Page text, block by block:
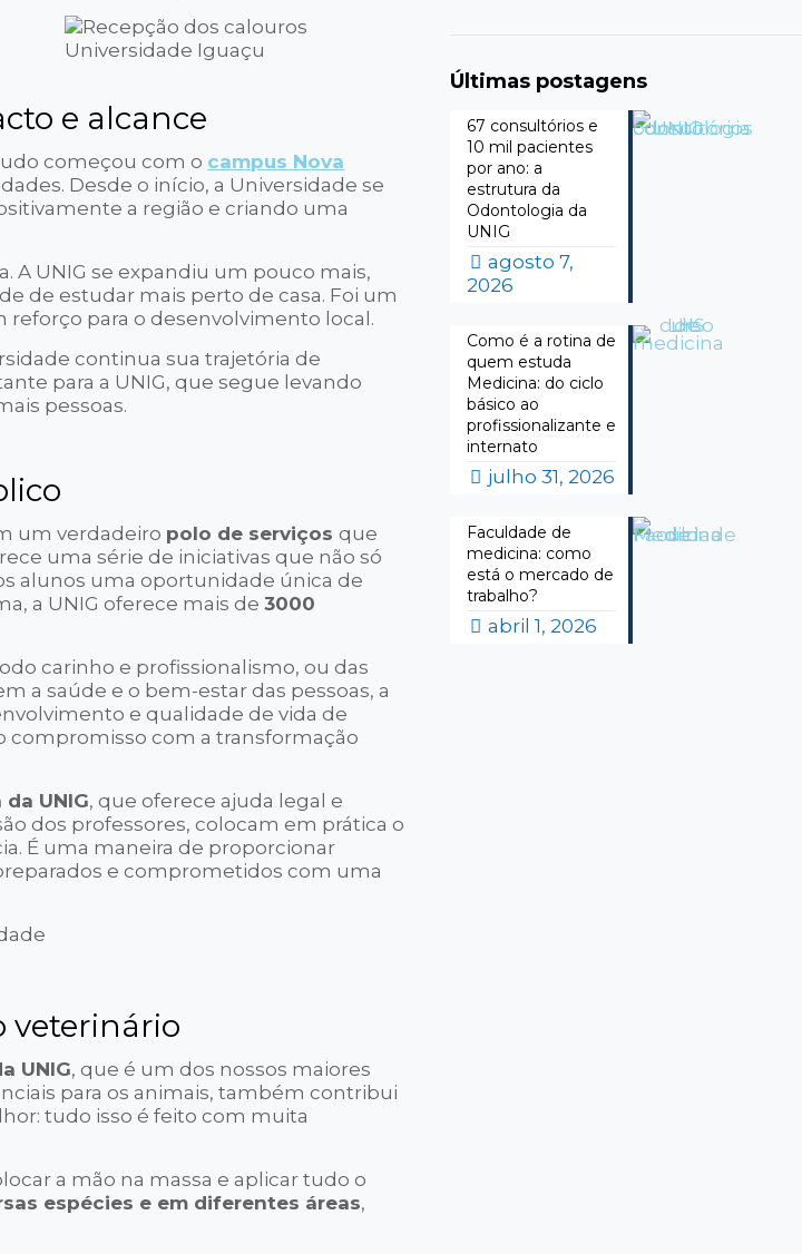
e alcance
começou com o campus Nova
Desde o início, a Universidade se
a região e criando uma
A UNIG se expandiu um pouco mais,
de estudar mais perto de casa. Foi um
para o desenvolvimento local.
continua sua trajetória de
para a UNIG, que segue levando
pessoas.
um verdadeiro polo de serviçosque
uma série de iniciativas que não só
alunos uma oportunidade única de
a UNIG oferece mais de3000
carinho e profissionalismo, ou das
a saúde e o bem-estar das pessoas, a
e qualidade de vida de
compromisso com a transformação
UNIG, que oferece ajuda legal e
dos professores, colocam em prática o
É uma maneira de proporcionar
e comprometidos com uma
veterinário
UNIG, que é um dos nossos maiores
para os animais, também contribui
tudo isso é feito com muita
a mão na massa e aplicar tudo o
espécies e em diferentes áreas,
Últimas postagens
67 consultórios e
10 mil pacientes
por ano: a
estrutura da
Odontologia da
UNIG
agosto 7,
2026
Como é a rotina de
quem estuda
Medicina: do ciclo
básico ao
profissionalizante e
internato
julho 31, 2026
Faculdade de
medicina: como
está o mercado de
trabalho?
abril 1, 2026